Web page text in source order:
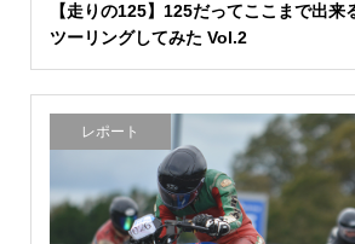
【走りの125】125だってここまで出来
ツーリングしてみた Vol.2
レポート